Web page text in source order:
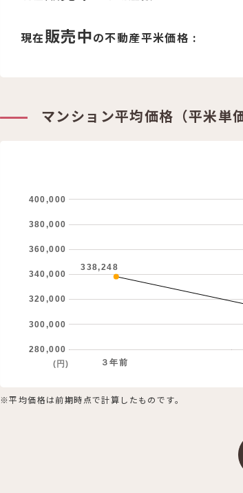
現在販売中の不動産平米価格 :
マンション平均価格（平米単
３年前
280,000
300,000
320,000
340,000
360,000
380,000
400,000
338,248
(円)
※平均価格は前期時点で計算したものです。